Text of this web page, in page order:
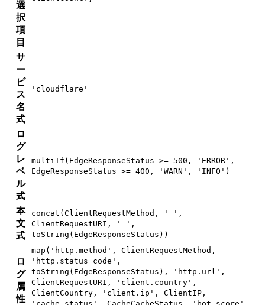
選
択
項
目
サ
ー
ビ
ス
名
式
'cloudflare'
ロ
グ
レ
ベ
ル
式
multiIf(EdgeResponseStatus >= 500, 'ERROR',
EdgeResponseStatus >= 400, 'WARN', 'INFO')
本
文
式
concat(ClientRequestMethod, ' ',
ClientRequestURI, ' ',
toString(EdgeResponseStatus))
ロ
グ
属
性
map('http.method', ClientRequestMethod,
'http.status_code',
toString(EdgeResponseStatus), 'http.url',
ClientRequestURI, 'client.country',
ClientCountry, 'client.ip', ClientIP,